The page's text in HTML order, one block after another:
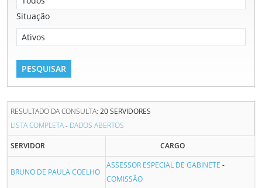
Situação
RESULTADO DA CONSULTA: 20 SERVIDORES
LISTA COMPLETA- DADOS ABERTOS
SERVIDOR CARGO
BRUNO DE PAULA COELHO
ASSESSOR ESPECIAL DE GABINETE -
COMISSÃO